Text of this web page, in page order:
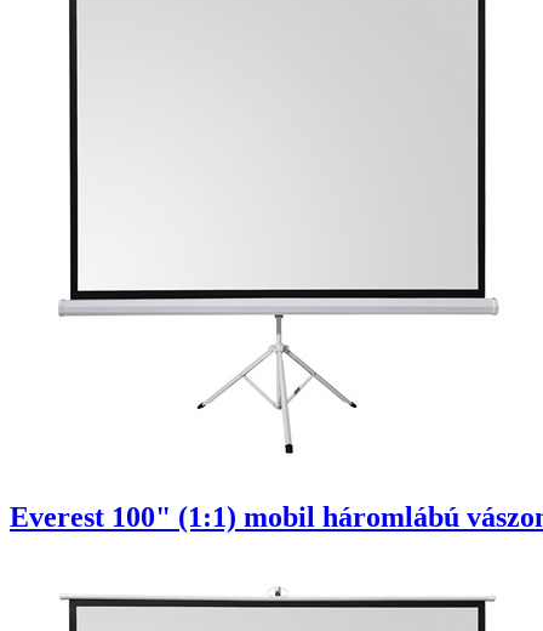
Everest 100" (1:1) mobil háromlábú